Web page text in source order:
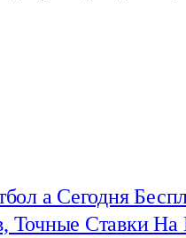
а Сегодня
Точные Ставки На